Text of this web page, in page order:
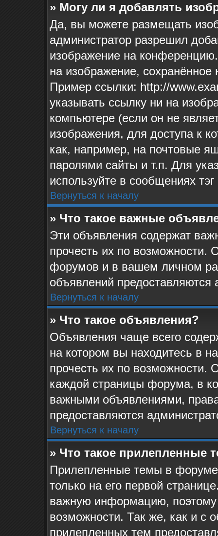
» Могу ли я добавлять
Да, вы можете размещать
администратор разрешил
изображение на
на изображение,
Пример ссылки: http://
указывать ссылку ни на
компьютере (если он не
изображения, для доступа к
как, например, на почтовые
паролями сайты и т.п. Для
используйте в сообщениях
Вернуться к началу
» Что такое важные
Эти объявления содержат
прочесть их по возможности.
форумов и в вашем личном
объявлений
Вернуться к началу
» Что такое объявления?
Объявления чаще всего
на котором вы находитесь в
прочесть их по возможности.
каждой страницы форума, в
важными объявлениями,
предоставляются
Вернуться к началу
» Что такое прилепленные
Прилепленные темы в форуме
только на его первой
важную информацию,
возможности. Так же, как и с
прилепленных тем